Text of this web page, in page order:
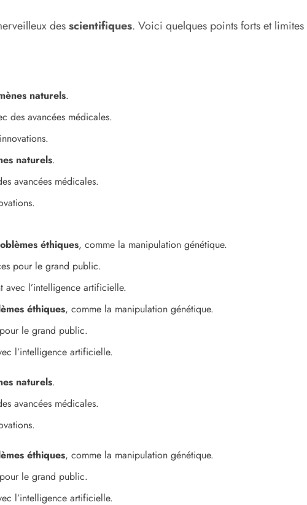
desscientifiques. Voici quelques points forts et limites
naturels.
des avancées médicales.
naturels.
avancées médicales.
éthiques, comme la manipulation génétique.
pour le grand public.
avec l’intelligence artificielle.
éthiques, comme la manipulation génétique.
le grand public.
l’intelligence artificielle.
naturels.
avancées médicales.
éthiques, comme la manipulation génétique.
le grand public.
l’intelligence artificielle.